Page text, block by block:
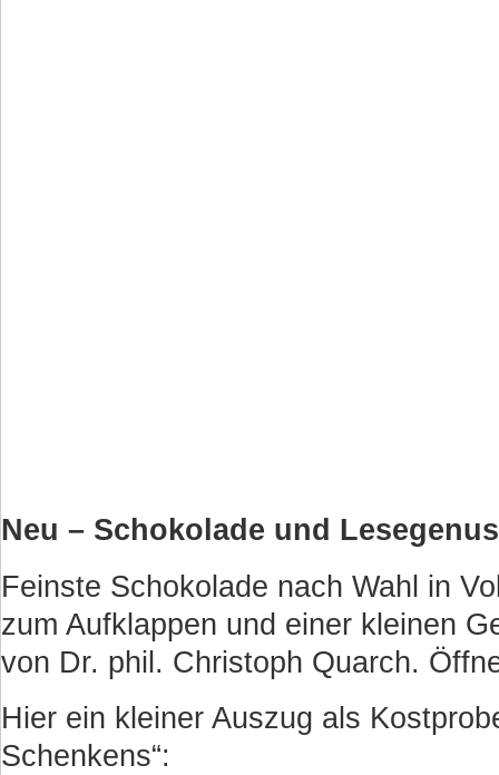
Neu – Schokolade und
Feinste Schokolade nach Wahl in
zum Aufklappen und einer kleinen
von Dr. phil. Christoph Quarch.
Hier ein kleiner Auszug als
Schenkens“: